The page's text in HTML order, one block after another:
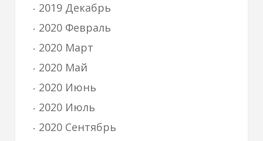
2019 Декабрь
2020 Февраль
2020 Март
2020 Май
2020 Июнь
2020 Июль
2020 Сентябрь